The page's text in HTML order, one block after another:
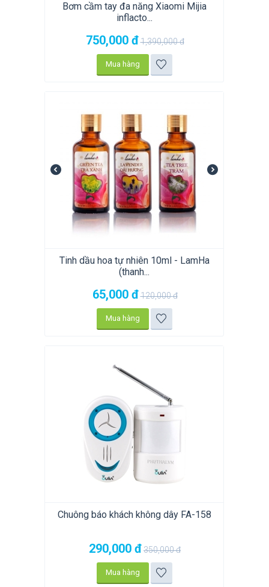
Bơm cầm tay đa năng Xiaomi Mijia
inflacto...
750,000 đ1,390,000đ
Mua hàng
Tinh dầu hoa tự nhiên 10ml - LamHa
(thanh...
65,000 đ120,000đ
Mua hàng
Chuông báo khách không dây FA-158
290,000 đ350,000đ
Mua hàng